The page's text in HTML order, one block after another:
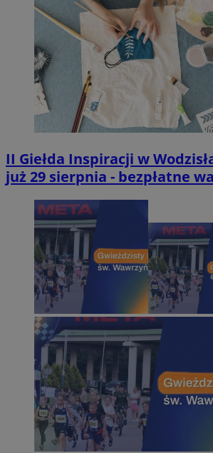
II Giełda Inspiracji w
już 29 sierpnia - bezpłatne